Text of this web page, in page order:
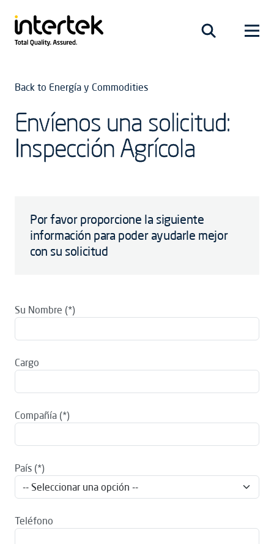
Back to Energía y Commodities
Envíenos una solicitud:
Inspección Agrícola
Por favor proporcione la siguiente
información para poder ayudarle mejor
con su solicitud
Su Nombre
Cargo
Compañía
País
Teléfono